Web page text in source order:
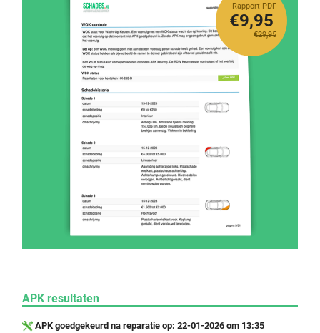
Rapport PDF
€29,95
€9,95
APK resultaten
APK goedgekeurd na reparatie op: 22-01-2026 om 13:35